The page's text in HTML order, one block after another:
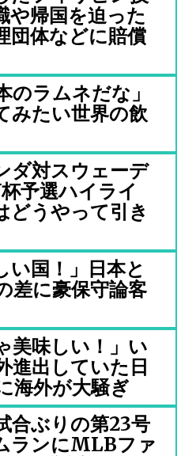
や帰国を迫った
団体などに賠償
のラムネだな」
みたい世界の飲
ダ対スウェーデ
予選ハイライ
どうやって引き
い国！」日本と
差に豪保守論客
美味しい！」い
進出していた日
海外が大騒ぎ
合ぶりの第23号
ランにMLBファ